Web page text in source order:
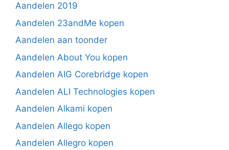
Aandelen 2019
Aandelen 23andMe kopen
Aandelen aan toonder
Aandelen About You kopen
Aandelen AIG Corebridge kopen
Aandelen ALI Technologies kopen
Aandelen Alkami kopen
Aandelen Allego kopen
Aandelen Allegro kopen